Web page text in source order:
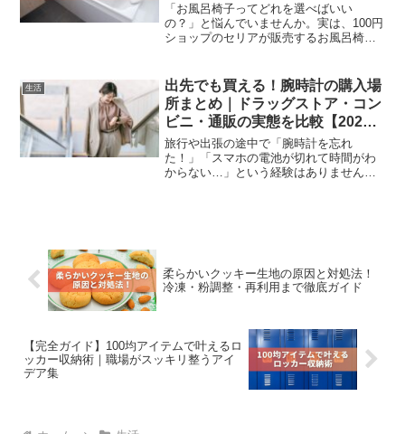
「お風呂椅子ってどれを選べばいい
の？」と悩んでいませんか。実は、100円
ショップのセリアが販売するお風呂椅子
いやすく掃除がラクな構造、そして何よ
り“100円とは思えな...
生活
出先でも買える！腕時計の購入場
所まとめ｜ドラッグストア・コン
ビニ・通販の実態を比較【2025
年版】
旅行や出張の途中で「腕時計を忘れ
た！」「スマホの電池が切れて時間がわ
からない…」という経験はありません
柔らかいクッキー生地の原因と対処法！
冷凍・粉調整・再利用まで徹底ガイド
【完全ガイド】100均アイテムで叶えるロ
ッカー収納術｜職場がスッキリ整うアイ
デア集